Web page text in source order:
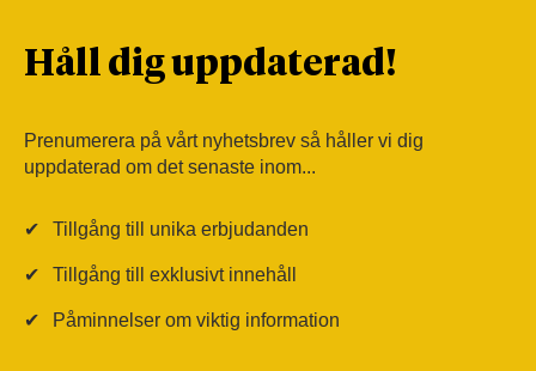
Håll dig uppdaterad!
Prenumerera på vårt nyhetsbrev så håller vi dig
uppdaterad om det senaste inom...
✔ Tillgång till unika erbjudanden
✔ Tillgång till exklusivt innehåll
✔ Påminnelser om viktig information